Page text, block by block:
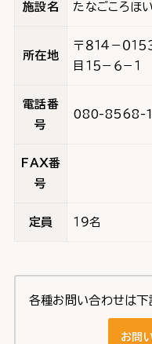
施設名 たなごころほ
所在地
〒８１４－０
目１５－６－１
電話番
号
080-8568-
FAX番
号
定員 １９名
各種お問い合わせは下
お問